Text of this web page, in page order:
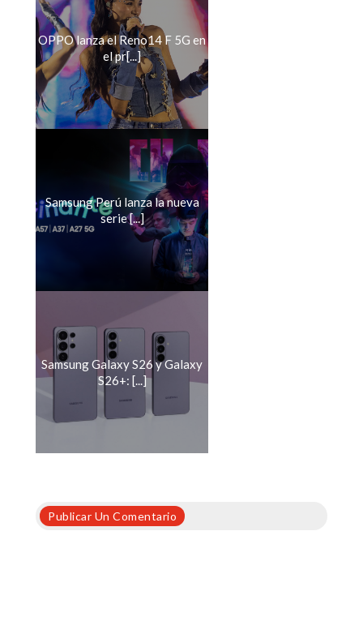
OPPO lanza el Reno14 F 5G en
el pr[...]
Samsung Perú lanza la nueva
serie [...]
Samsung Galaxy S26 y Galaxy
S26+: [...]
Publicar Un Comentario